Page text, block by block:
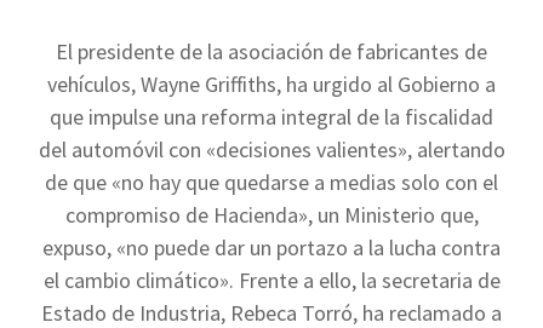
El presidente de la asociación de fabricantes de
vehículos, Wayne Griffiths, ha urgido al Gobierno a
que impulse una reforma integral de la fiscalidad
del automóvil con «decisiones valientes», alertando
de que «no hay que quedarse a medias solo con el
compromiso de Hacienda», un Ministerio que,
expuso, «no puede dar un portazo a la lucha contra
el cambio climático». Frente a ello, la secretaria de
Estado de Industria, Rebeca Torró, ha reclamado a